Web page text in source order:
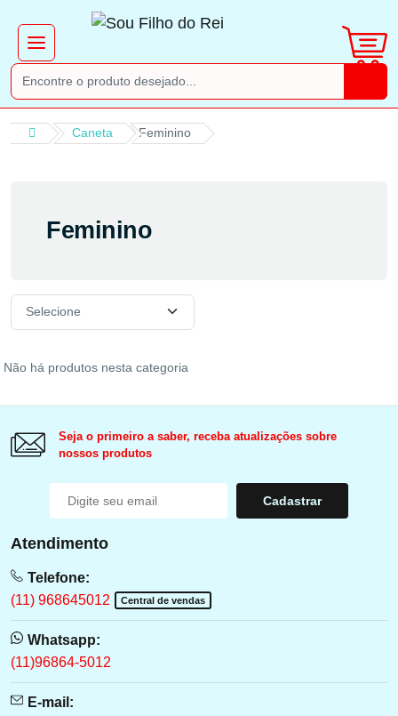
Caneta Feminino
Feminino
Não há produtos nesta categoria
Seja o primeiro a saber, receba atualizações sobre
nossos produtos
Cadastrar
Atendimento
Telefone:
(11) 968645012
Central de vendas
Whatsapp:
(11)96864-5012
E-mail: